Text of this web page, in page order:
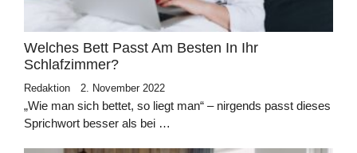
Welches Bett Passt Am Besten In Ihr
Schlafzimmer?
Redaktion 2. November 2022
„Wie man sich bettet, so liegt man“ – nirgends passt dieses
Sprichwort besser als bei …